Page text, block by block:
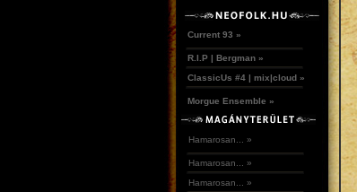
Current 93 »
R.I.P | Bergman »
ClassicUs #4 | mix|cloud »
Morgue Ensemble »
Hamarosan... »
Hamarosan... »
Hamarosan... »